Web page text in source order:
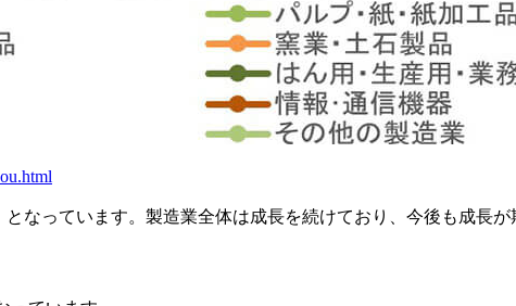
っています。製造業全体は成長を続けており、今後も成長が